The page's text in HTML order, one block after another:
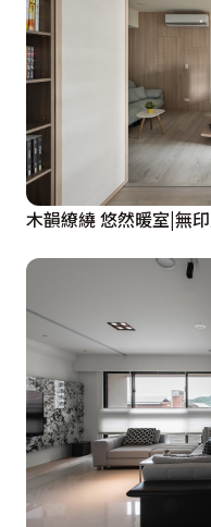
木韻繚繞 悠然暖室|無